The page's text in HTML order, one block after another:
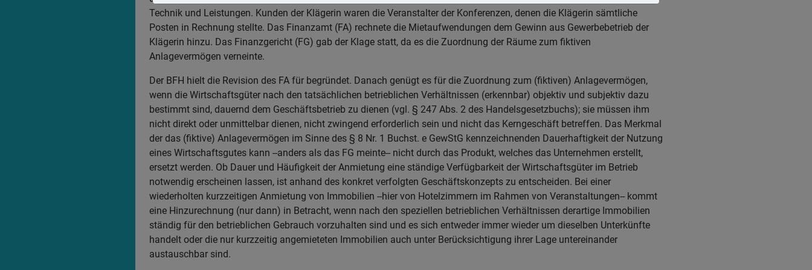
Technik und Leistungen. Kunden der Klägerin waren die Veranstalter der Konferenzen, denen die Klägerin sämtliche
Posten in Rechnung stellte. Das Finanzamt (FA) rechnete die Mietaufwendungen dem Gewinn aus Gewerbebetrieb der
Klägerin hinzu. Das Finanzgericht (FG) gab der Klage statt, da es die Zuordnung der Räume zum fiktiven
Anlagevermögen verneinte.
Der BFH hielt die Revision des FA für begründet. Danach genügt es für die Zuordnung zum (fiktiven) Anlagevermögen,
wenn die Wirtschaftsgüter nach den tatsächlichen betrieblichen Verhältnissen (erkennbar) objektiv und subjektiv dazu
bestimmt sind, dauernd dem Geschäftsbetrieb zu dienen (vgl. § 247 Abs. 2 des Handelsgesetzbuchs); sie müssen ihm
nicht direkt oder unmittelbar dienen, nicht zwingend erforderlich sein und nicht das Kerngeschäft betreffen. Das Merkmal
der das (fiktive) Anlagevermögen im Sinne des § 8 Nr. 1 Buchst. e GewStG kennzeichnenden Dauerhaftigkeit der Nutzung
eines Wirtschaftsgutes kann --anders als das FG meinte-- nicht durch das Produkt, welches das Unternehmen erstellt,
ersetzt werden. Ob Dauer und Häufigkeit der Anmietung eine ständige Verfügbarkeit der Wirtschaftsgüter im Betrieb
notwendig erscheinen lassen, ist anhand des konkret verfolgten Geschäftskonzepts zu entscheiden. Bei einer
wiederholten kurzzeitigen Anmietung von Immobilien --hier von Hotelzimmern im Rahmen von Veranstaltungen-- kommt
eine Hinzurechnung (nur dann) in Betracht, wenn nach den speziellen betrieblichen Verhältnissen derartige Immobilien
ständig für den betrieblichen Gebrauch vorzuhalten sind und es sich entweder immer wieder um dieselben Unterkünfte
handelt oder die nur kurzzeitig angemieteten Immobilien auch unter Berücksichtigung ihrer Lage untereinander
austauschbar sind.